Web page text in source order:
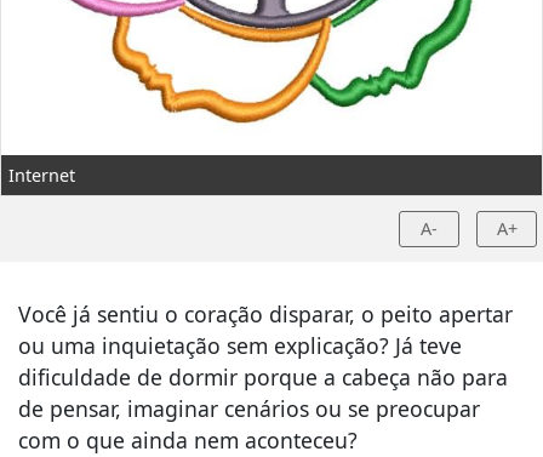
Internet
A- A+
Você já sentiu o coração disparar, o peito apertar
ou uma inquietação sem explicação? Já teve
dificuldade de dormir porque a cabeça não para
de pensar, imaginar cenários ou se preocupar
com o que ainda nem aconteceu?